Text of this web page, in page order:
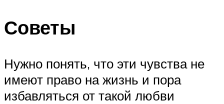
Советы
Нужно понять, что эти чувства не
имеют право на жизнь и пора
избавляться от такой любви